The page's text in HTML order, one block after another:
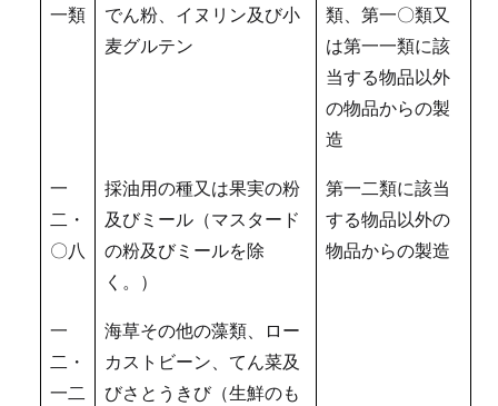
一類
でん粉、イヌリン及び小
麦グルテン
類、第一〇類又
は第一一類に該
当する物品以外
の物品からの製
造
一
二・
〇八
採油用の種又は果実の粉
及びミール（マスタード
の粉及びミールを除
く。）
第一二類に該当
する物品以外の
物品からの製造
一
二・
一二
海草その他の藻類、ロー
カストビーン、てん菜及
びさとうきび（生鮮のも